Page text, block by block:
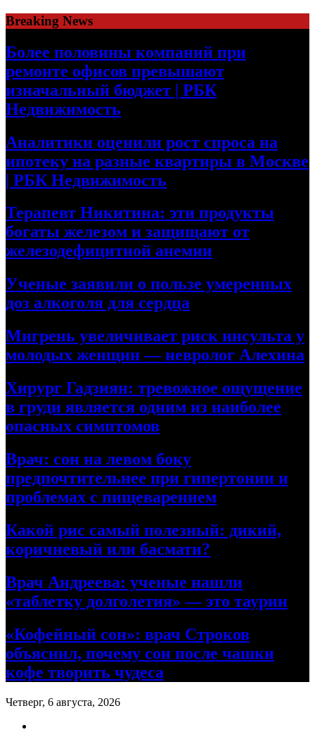
Skip
to
content
Breaking News
Более половины компаний при
ремонте офисов превышают
изначальный бюджет | РБК
Недвижимость
Аналитики оценили рост спроса на
ипотеку на разные квартиры в Москве
| РБК Недвижимость
Терапевт Никитина: эти продукты
богаты железом и защищают от
железодефицитной анемии
Ученые заявили о пользе умеренных
доз алкоголя для сердца
Мигрень увеличивает риск инсульта у
молодых женщин — невролог Алехина
Хирург Гадзиян: тревожное ощущение
в груди является одним из наиболее
опасных симптомов
Врач: сон на левом боку
предпочтительнее при гипертонии и
проблемах с пищеварением
Какой рис самый полезный: дикий,
коричневый или басмати?
Врач Андреева: ученые нашли
«таблетку долголетия» — это таурин
«Кофейный сон»: врач Строков
объяснил, почему сон после чашки
кофе творить чудеса
Четверг, 6 августа, 2026